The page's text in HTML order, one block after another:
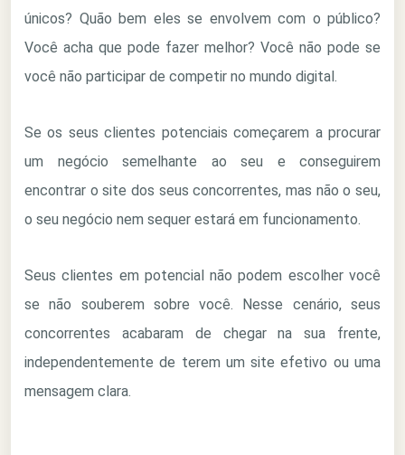
únicos? Quão bem eles se envolvem com o público?
Você acha que pode fazer melhor? Você não pode se
você não participar de competir no mundo digital.
Se os seus clientes potenciais começarem a procurar
um negócio semelhante ao seu e conseguirem
encontrar o site dos seus concorrentes, mas não o seu,
o seu negócio nem sequer estará em funcionamento.
Seus clientes em potencial não podem escolher você
se não souberem sobre você. Nesse cenário, seus
concorrentes acabaram de chegar na sua frente,
independentemente de terem um site efetivo ou uma
mensagem clara.